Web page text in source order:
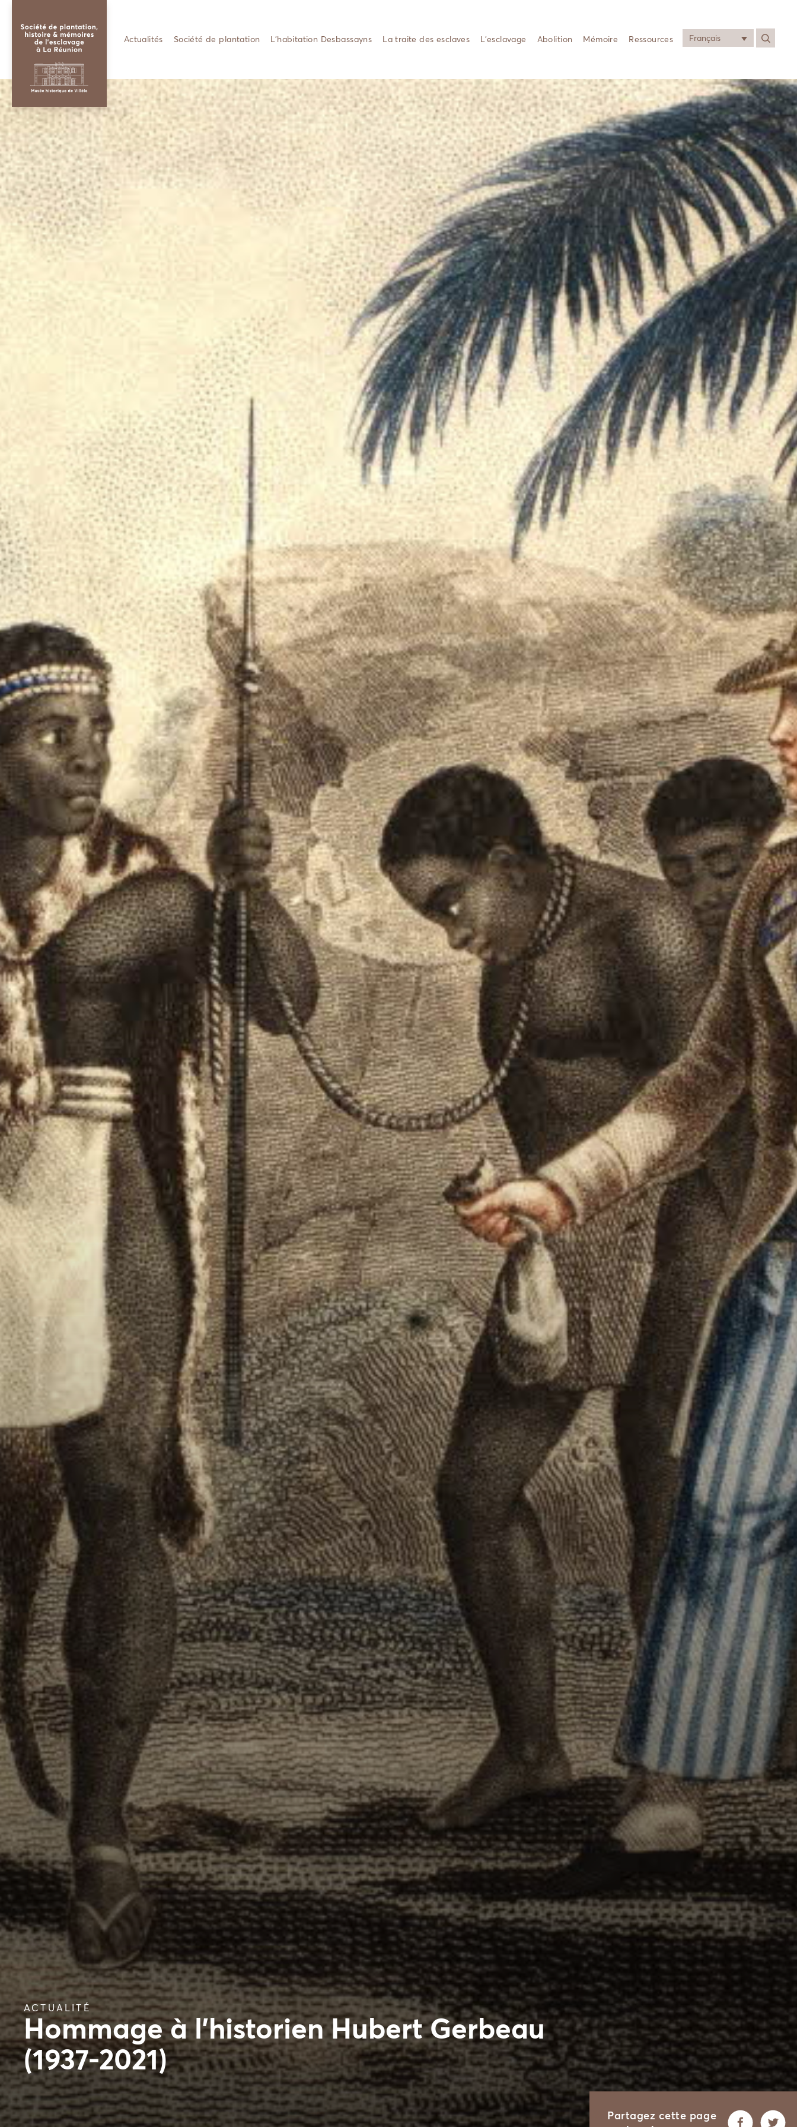
Actualités Société de plantation L’habitation Desbassayns La traite des esclaves L’esclavage Abolition Mémoire Ressources Français
ACTUALITÉ
Hommage à l’historien Hubert Gerbeau
(1937-2021)
Partagez cette page